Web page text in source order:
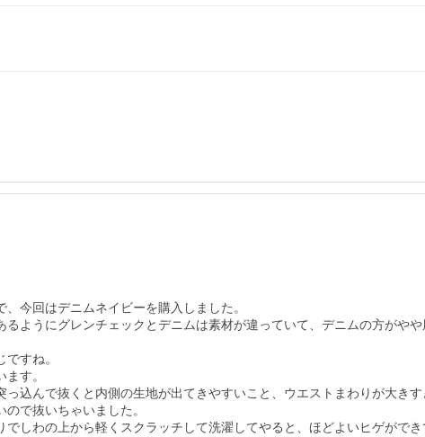
今回はデニムネイビーを購入しました。
ようにグレンチェックとデニムは素材が違っていて、デニムの方がや
すね。
す。
込んで抜くと内側の生地が出てきやすいこと、ウエストまわりが大き
で抜いちゃいました。
しわの上から軽くスクラッチして洗濯してやると、ほどよいヒゲがで